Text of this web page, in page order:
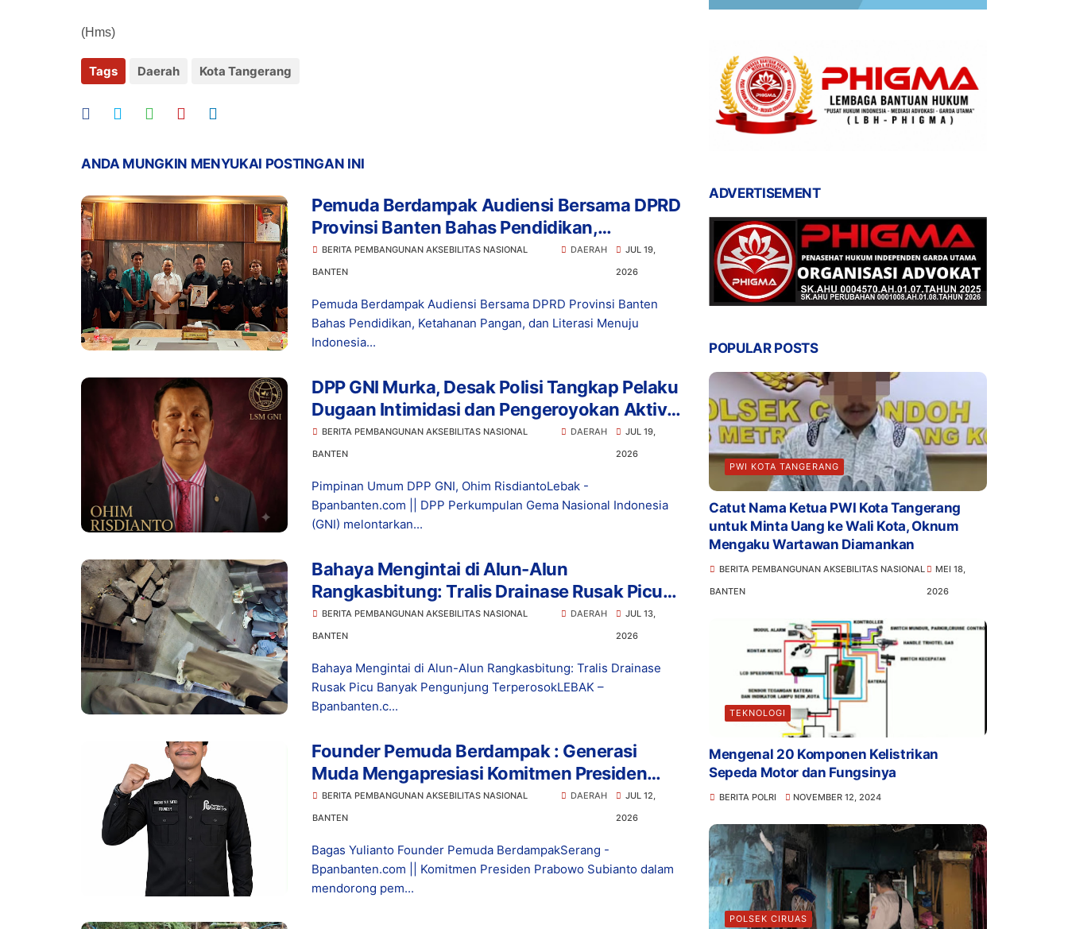
(Hms)
Tags Daerah Kota Tangerang
ANDA MUNGKIN MENYUKAI POSTINGAN INI
Pemuda Berdampak Audiensi Bersama DPRD
Provinsi Banten Bahas Pendidikan,
Ketahanan Pangan, dan Literasi Menuju
Indonesia Emas 2045
BERITA PEMBANGUNAN AKSEBILITAS NASIONAL
BANTEN
DAERAH
JUL 19,
2026
Pemuda Berdampak Audiensi Bersama DPRD Provinsi Banten
Bahas Pendidikan, Ketahanan Pangan, dan Literasi Menuju
Indonesia...
DPP GNI Murka, Desak Polisi Tangkap Pelaku
Dugaan Intimidasi dan Pengeroyokan Aktivis
di Lebak
BERITA PEMBANGUNAN AKSEBILITAS NASIONAL
BANTEN
DAERAH
JUL 19,
2026
Pimpinan Umum DPP GNI, Ohim RisdiantoLebak -
Bpanbanten.com || DPP Perkumpulan Gema Nasional Indonesia
(GNI) melontarkan...
Bahaya Mengintai di Alun-Alun
Rangkasbitung: Tralis Drainase Rusak Picu
Banyak Pengunjung Terperosok
BERITA PEMBANGUNAN AKSEBILITAS NASIONAL
BANTEN
DAERAH
JUL 13,
2026
Bahaya Mengintai di Alun-Alun Rangkasbitung: Tralis Drainase
Rusak Picu Banyak Pengunjung TerperosokLEBAK –
Bpanbanten.c...
Founder Pemuda Berdampak : Generasi
Muda Mengapresiasi Komitmen Presiden
Prabowo dalam Pemberantasan Korupsi
BERITA PEMBANGUNAN AKSEBILITAS NASIONAL
BANTEN
DAERAH
JUL 12,
2026
Bagas Yulianto Founder Pemuda BerdampakSerang -
Bpanbanten.com || Komitmen Presiden Prabowo Subianto dalam
mendorong pem...
ADVERTISEMENT
POPULAR POSTS
PWI KOTA TANGERANG
Catut Nama Ketua PWI Kota Tangerang
untuk Minta Uang ke Wali Kota, Oknum
Mengaku Wartawan Diamankan
BERITA PEMBANGUNAN AKSEBILITAS NASIONAL
BANTEN
MEI 18,
2026
TEKNOLOGI
Mengenal 20 Komponen Kelistrikan
Sepeda Motor dan Fungsinya
BERITA POLRI NOVEMBER 12, 2024
POLSEK CIRUAS